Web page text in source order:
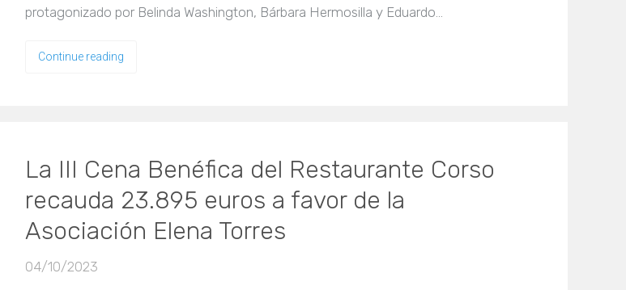
protagonizado por Belinda Washington, Bárbara Hermosilla y Eduardo…
Continue reading
La III Cena Benéfica del Restaurante Corso
recauda 23.895 euros a favor de la
Asociación Elena Torres
04/10/2023